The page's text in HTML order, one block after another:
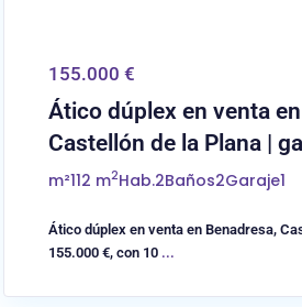
155.000 €
Ático dúplex en venta
Castellón de la Plana |
m²112 m2Hab.2Baños2Garaje1
Ático dúplex en venta en Benadresa,
155.000 €, con 10 ...